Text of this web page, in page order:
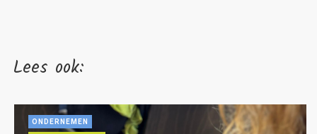
Lees ook:
ONDERNEMEN